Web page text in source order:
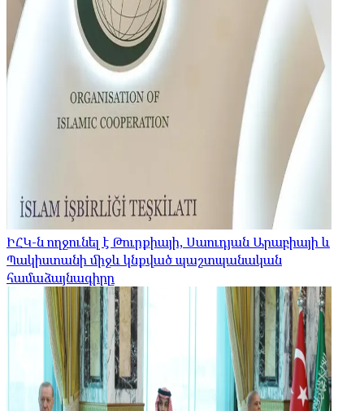
ԻՀԿ-ն ողջունել է Թուրքիայի, Սաուդյան Արաբիայի և
Պակիստանի միջև կնքված պաշտպանական
համաձայնագիրը